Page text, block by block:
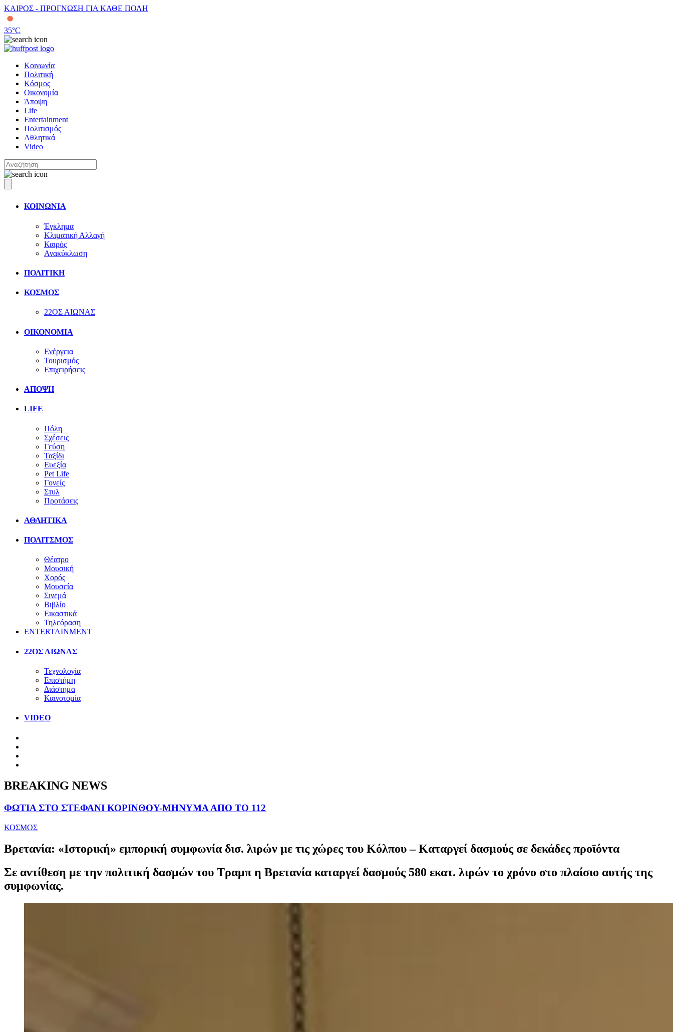
ΚΑΙΡΟΣ - ΠΡΟΓΝΩΣΗ ΓΙΑ ΚΑΘΕ ΠΟΛΗ
35°C
Κοινωνία
Πολιτική
Κόσμος
Οικονομία
Άποψη
Life
Entertainment
Πολιτισμός
Αθλητικά
Video
ΚΟΙΝΩΝΙΑ
Έγκλημα
Κλιματική Αλλαγή
Καιρός
Ανακύκλωση
ΠΟΛΙΤΙΚΗ
ΚΟΣΜΟΣ
22ΟΣ ΑΙΩΝΑΣ
ΟΙΚΟΝΟΜΙΑ
Ενέργεια
Τουρισμός
Επιχειρήσεις
ΑΠΟΨΗ
LIFE
Πόλη
Σχέσεις
Γεύση
Ταξίδι
Ευεξία
Pet Life
Γονείς
Στυλ
Προτάσεις
ΑΘΛΗΤΙΚΑ
ΠΟΛΙΤΣΜΟΣ
Θέατρο
Μουσική
Χορός
Μουσεία
Σινεμά
Βιβλίο
Εικαστικά
Τηλεόραση
ENTERTAINMENT
22ΟΣ ΑΙΩΝΑΣ
Τεχνολογία
Επιστήμη
Διάστημα
Καινοτομία
VIDEO
BREAKING NEWS
ΦΩΤΙΑ ΣΤΟ ΣΤΕΦΑΝΙ ΚΟΡΙΝΘΟΥ-ΜΗΝΥΜΑ ΑΠΟ ΤΟ 112
ΚΟΣΜΟΣ
Βρετανία: «Ιστορική» εμπορική συμφωνία δισ. λιρών με τις χώρες του Κόλπου – Καταργεί δασμούς σε δεκάδες προϊόντα
Σε αντίθεση με την πολιτική δασμών του Τραμπ η Βρετανία καταργεί δασμούς 580 εκατ. λιρών το χρόνο στο πλαίσιο αυτής της
συμφωνίας.